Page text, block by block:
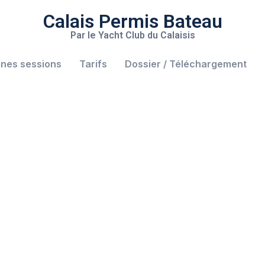
Calais Permis Bateau
Par le Yacht Club du Calaisis
sessions Tarifs Dossier / Téléchargement